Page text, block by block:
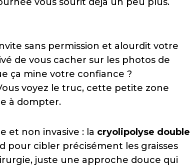
sans permission et alourdit votre
de vous cacher sur les photos de
ça mine votre confiance ?
voyez le truc, cette petite zone
à dompter.
et non invasive : la cryolipolyse double
pour cibler précisément les graisses
juste une approche douce qui